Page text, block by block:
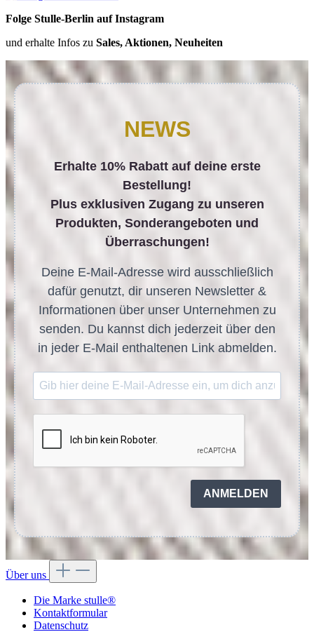
Folge Stulle-Berlin auf Instagram
und erhalte Infos zu Sales, Aktionen, Neuheiten
NEWS
Erhalte 10% Rabatt auf deine erste
Bestellung!
Plus exklusiven Zugang zu unseren
Produkten, Sonderangeboten und
Überraschungen!
Deine E-Mail-Adresse wird ausschließlich
dafür genutzt, dir unseren Newsletter &
Informationen über unser Unternehmen zu
senden. Du kannst dich jederzeit über den
in jeder E-Mail enthaltenen Link abmelden.
ANMELDEN
Über uns
Die Marke stulle®
Kontaktformular
Datenschutz